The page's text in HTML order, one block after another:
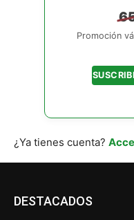
Promoción
¿Ya tienes cuenta?
DESTACADOS